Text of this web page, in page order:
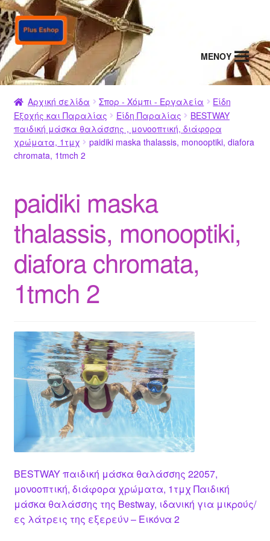
Απευθείας
μετάβαση
στην
πλοήγηση
Μετάβαση
σε
περιεχόμενο
MENΟΥ
Αρχική σελίδα Σπορ - Χόμπι - Εργαλεία
Είδη
Εξοχής και Παραλίας
Είδη Παραλίας
BESTWAY
παιδική μάσκα θαλάσσης , μονοοπτική, διάφορα
χρώματα, 1τμχ
paidiki maska thalassis, monooptiki, diafora
chromata, 1tmch 2
paidiki maska
thalassis, monooptiki,
diafora chromata,
1tmch 2
BESTWAY παιδική μάσκα θαλάσσης 22057,
μονοοπτική, διάφορα χρώματα, 1τμχ Παιδική
μάσκα θαλάσσης της Bestway, ιδανική για μικρούς/
ες λάτρεις της εξερεύν – Εικόνα 2